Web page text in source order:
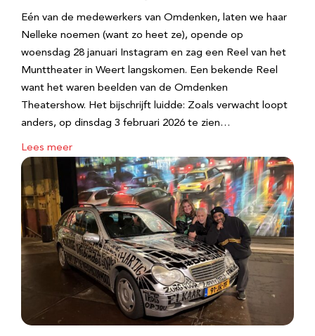
Eén van de medewerkers van Omdenken, laten we haar
Nelleke noemen (want zo heet ze), opende op
woensdag 28 januari Instagram en zag een Reel van het
Munttheater in Weert langskomen. Een bekende Reel
want het waren beelden van de Omdenken
Theatershow. Het bijschrijft luidde: Zoals verwacht loopt
anders, op dinsdag 3 februari 2026 te zien…
Lees meer